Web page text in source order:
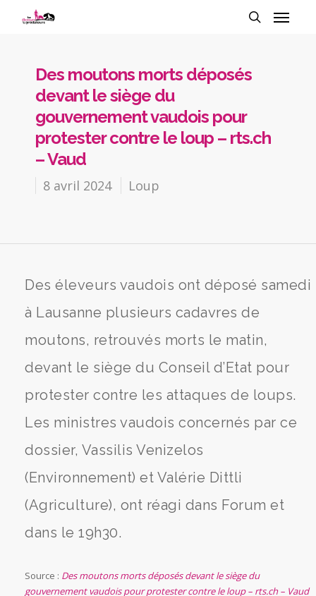
Des moutons morts déposés
devant le siège du
gouvernement vaudois pour
protester contre le loup – rts.ch
– Vaud
8 avril 2024 Loup
Des éleveurs vaudois ont déposé samedi
à Lausanne plusieurs cadavres de
moutons, retrouvés morts le matin,
devant le siège du Conseil d’Etat pour
protester contre les attaques de loups.
Les ministres vaudois concernés par ce
dossier, Vassilis Venizelos
(Environnement) et Valérie Dittli
(Agriculture), ont réagi dans Forum et
dans le 19h30.
Source : Des moutons morts déposés devant le siège du
gouvernement vaudois pour protester contre le loup – rts.ch – Vaud